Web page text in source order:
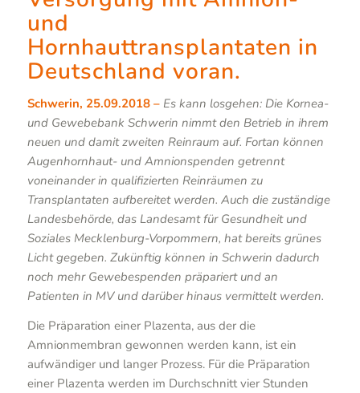
und
Hornhauttransplantaten in
Deutschland voran.
Schwerin, 25.09.2018 – Es kann losgehen: Die Kornea-
und Gewebebank Schwerin nimmt den Betrieb in ihrem
neuen und damit zweiten Reinraum auf. Fortan können
Augenhornhaut- und Amnionspenden getrennt
voneinander in qualifizierten Reinräumen zu
Transplantaten aufbereitet werden. Auch die zuständige
Landesbehörde, das Landesamt für Gesundheit und
Soziales Mecklenburg-Vorpommern, hat bereits grünes
Licht gegeben. Zukünftig können in Schwerin dadurch
noch mehr Gewebespenden präpariert und an
Patienten in MV und darüber hinaus vermittelt werden.
Die Präparation einer Plazenta, aus der die
Amnionmembran gewonnen werden kann, ist ein
aufwändiger und langer Prozess. Für die Präparation
einer Plazenta werden im Durchschnitt vier Stunden